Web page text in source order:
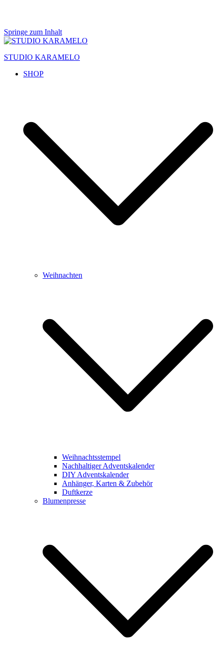
Springe zum Inhalt
STUDIO KARAMELO
SHOP
Weihnachten
Weihnachtsstempel
Nachhaltiger Adventskalender
DIY Adventskalender
Anhänger, Karten & Zubehör
Duftkerze
Blumenpresse